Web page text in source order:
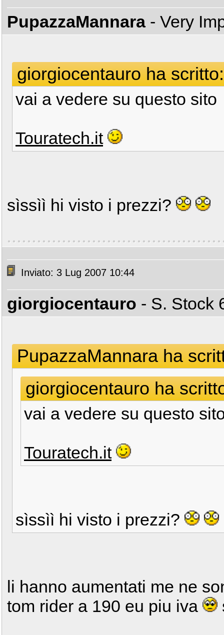
PupazzaMannara - Very
giorgiocentauro ha scritto:
vai a vedere su questo sito
Touratech.it
sìssìì hi visto i prezzi?
Inviato: 3 Lug 2007 10:44
giorgiocentauro - S. Stock
PupazzaMannara ha
giorgiocentauro ha
vai a vedere su questo
Touratech.it
sìssìì hi visto i prezzi?
li hanno aumentati me ne
tom rider a 190 eu piu iva